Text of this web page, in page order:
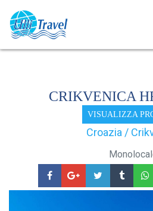
CRIKVENICA
VISUALIZZA
Croazia /